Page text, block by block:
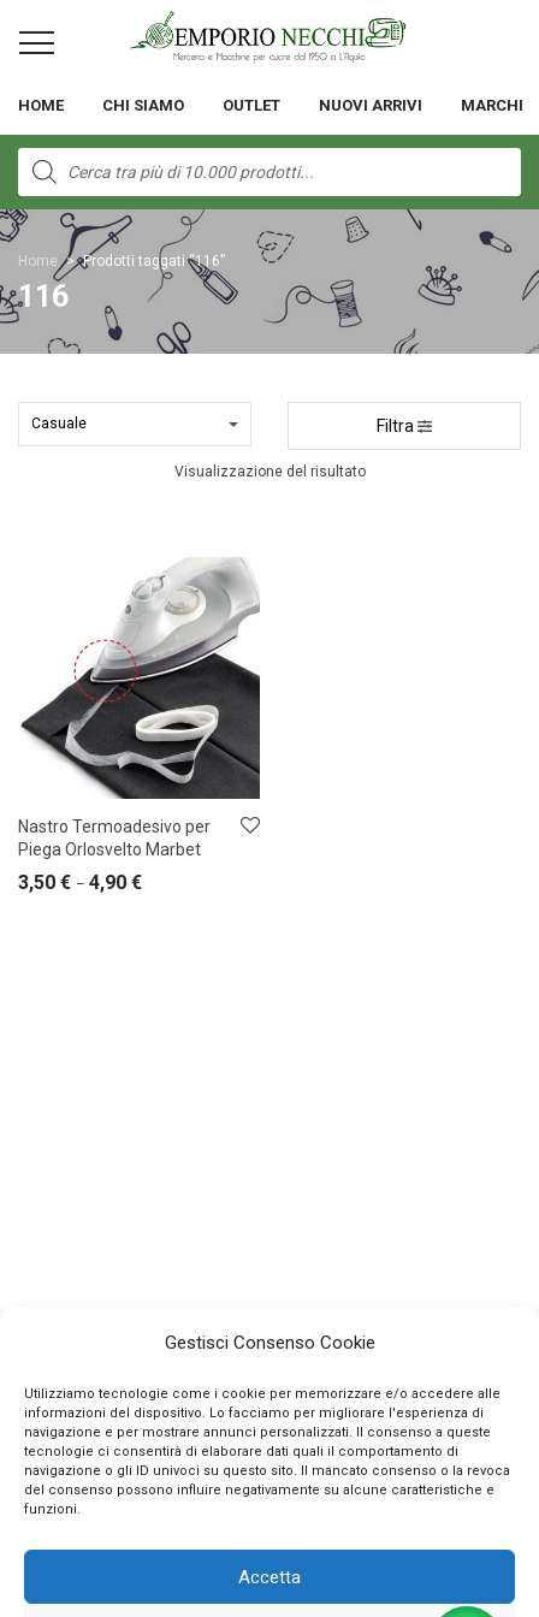
Gestisci Consenso Cookie
Utilizziamo tecnologie come i cookie per memorizzare e/o accedere alle
informazioni del dispositivo. Lo facciamo per migliorare l'esperienza di
navigazione e per mostrare annunci personalizzati. Il consenso a queste
tecnologie ci consentirà di elaborare dati quali il comportamento di
navigazione o gli ID univoci su questo sito. Il mancato consenso o la revoca
del consenso possono influire negativamente su alcune caratteristiche e
funzioni.
Accetta
HOME CHI SIAMO OUTLET NUOVI ARRIVI MARCHI
Products
search
Home > Prodotti taggati “116”
116
Filtra
Visualizzazione del risultato
Nastro Termoadesivo per
Piega Orlosvelto Marbet
3,50 € – 4,90 €
INFO
SEGUICI SUI SOCIAL